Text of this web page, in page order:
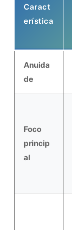
Caract
erística
Anuida
de
Foco
princip
al